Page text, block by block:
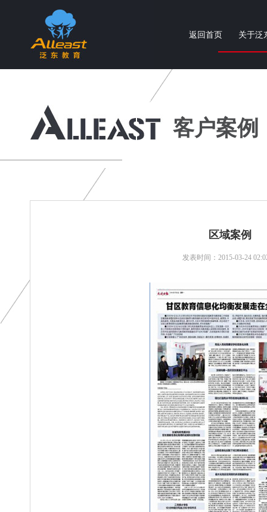
个性化智慧教育产品与服务提供商
返回首页 关于泛
客户案例
区域案例
发表时间：2015-03-24